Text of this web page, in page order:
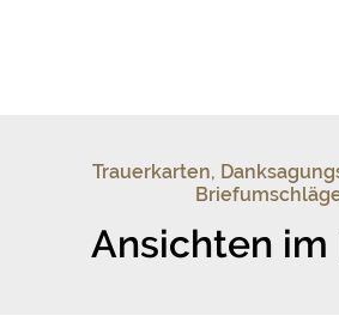
Trauerkarten,
Ansichten im